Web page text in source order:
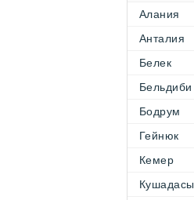
Алания
Анталия
Белек
Бельдиби
Бодрум
Гейнюк
Кемер
Кушадасы